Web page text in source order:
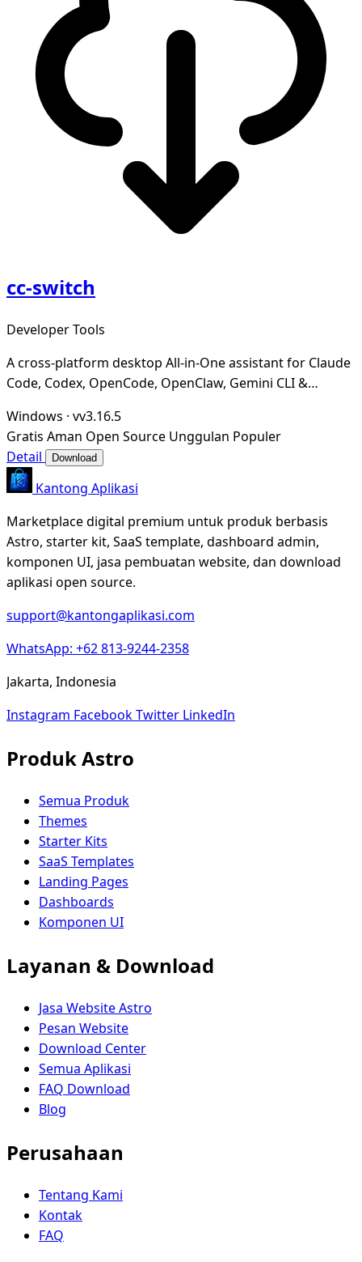
cc-switch
Developer Tools
A cross-platform desktop All-in-One assistant for Claude
Code, Codex, OpenCode, OpenClaw, Gemini CLI &
Windows · vv3.16.5
Gratis Aman Open Source Unggulan Populer
Detail
Download
Kantong Aplikasi
Marketplace digital premium untuk produk berbasis
Astro, starter kit, SaaS template, dashboard admin,
komponen UI, jasa pembuatan website, dan download
aplikasi open source.
support@kantongaplikasi.com
WhatsApp: +62 813-9244-2358
Jakarta, Indonesia
Instagram FacebookTwitter LinkedIn
Produk Astro
Semua Produk
Themes
Starter Kits
SaaS Templates
Landing Pages
Dashboards
Komponen UI
Layanan & Download
Jasa Website Astro
Pesan Website
Download Center
Semua Aplikasi
FAQ Download
Blog
Perusahaan
Tentang Kami
Kontak
FAQ